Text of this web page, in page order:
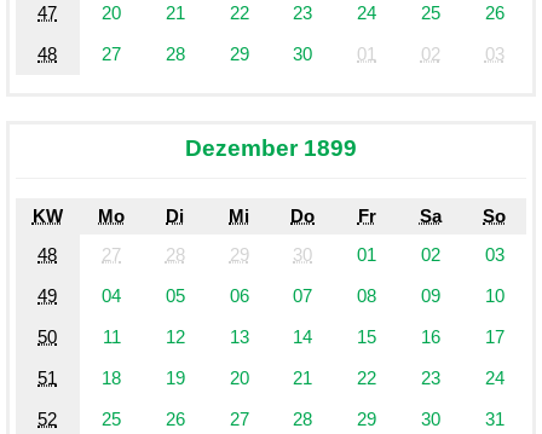
47
20 21 22 23 24 25
26
48
27 28 29 30 01 02 03
Dezember 1899
KW Mo Di Mi Do Fr Sa
So
48
27 28 29 30 01 02
03
49
04 05 06 07 08 09
10
50
11 12 13 14 15 16
17
51
18 19 20 21 22 23
24
52
25 26 27 28 29 30 31